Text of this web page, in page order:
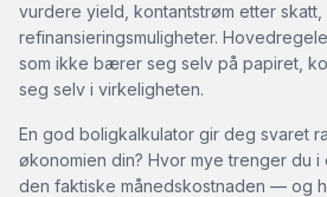
vurdere yield, kontantstrøm etter
refinansieringsmuligheter.
som ikke bærer seg selv på papiret,
seg selv i virkeligheten.
En god boligkalkulator gir deg svaret
økonomien din? Hvor mye trenger du i
den faktiske månedskostnaden — og